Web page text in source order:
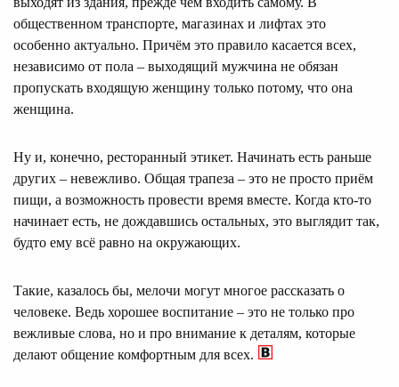
общественном транспорте, магазинах и лифтах это
особенно актуально. Причём это правило касается всех,
независимо от пола – выходящий мужчина не обязан
пропускать входящую женщину только потому, что она
женщина.
Ну и, конечно, ресторанный этикет. Начинать есть раньше
других – невежливо. Общая трапеза – это не просто приём
пищи, а возможность провести время вместе. Когда кто-то
начинает есть, не дождавшись остальных, это выглядит так,
будто ему всё равно на окружающих.
Такие, казалось бы, мелочи могут многое рассказать о
человеке. Ведь хорошее воспитание – это не только про
вежливые слова, но и про внимание к деталям, которые
делают общение комфортным для всех.